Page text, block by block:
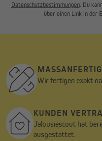
Datenschutzbestimmungen. Du
über einen Link in der
Wir fertigen exakt
KUNDEN
Jalousiescout hat
ausgestattet.